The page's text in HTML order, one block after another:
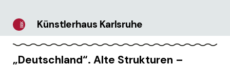
Künstlerhaus Karlsruhe
„Deutschland“. Alte Strukturen –